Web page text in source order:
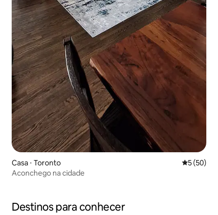
Casa ⋅ Toronto 5 de uma
5 (50)
Aconchego na cidade
Destinos para conhecer